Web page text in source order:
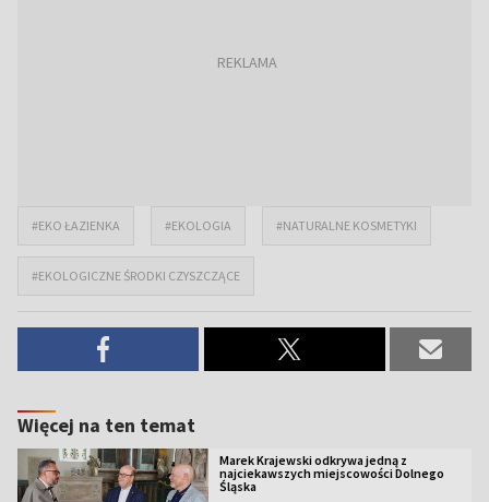
#EKO ŁAZIENKA #EKOLOGIA #NATURALNE KOSMETYKI
#EKOLOGICZNE ŚRODKI CZYSZCZĄCE
Więcej na ten temat
Marek Krajewski odkrywa jedną z
najciekawszych miejscowości Dolnego
Śląska